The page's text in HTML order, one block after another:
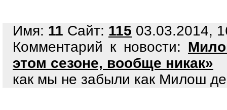
Имя: 11 Сайт: 115 03.03.2014,
Комментарий к новости:
этом сезоне, вообще никак»
как мы не забыли как Милош